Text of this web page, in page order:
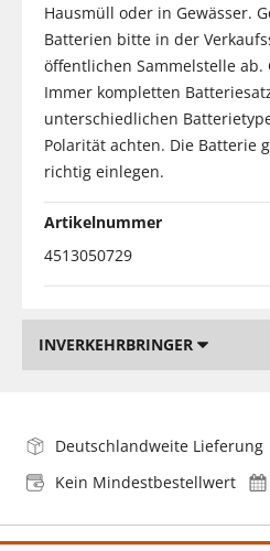
Hausmüll oder in Gewässer.
Batterien bitte in der
öffentlichen Sammelstelle ab.
Immer kompletten
unterschiedlichen
Polarität achten. Die Batterie
richtig einlegen.
Artikelnummer
4513050729
INVERKEHRBRINGER
Deutschlandweite Lieferung
Kein Mindestbestellwert